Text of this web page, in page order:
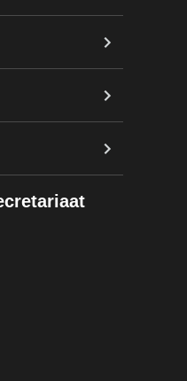
pagina (opent in nieuw
(opent in nieuw tabblad)
pagina (opent in nieuw